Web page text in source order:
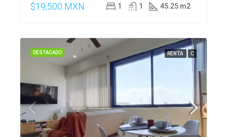
$19,500 MXN 1 1 45.25 m2
DESTACADO RENTA C